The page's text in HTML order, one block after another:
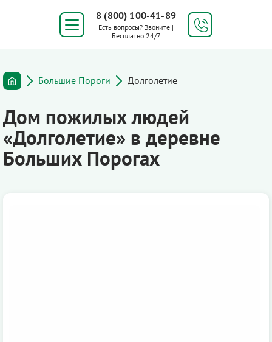
8 (800) 100-41-89
Есть вопросы? Звоните |
Бесплатно 24/7
Большие Пороги Долголетие
Дом пожилых людей
«Долголетие» в деревне
Больших Порогах